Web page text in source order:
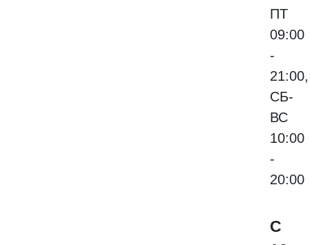
ПТ
09:00
-
21:00,
СБ-
ВС
10:00
-
20:00
С